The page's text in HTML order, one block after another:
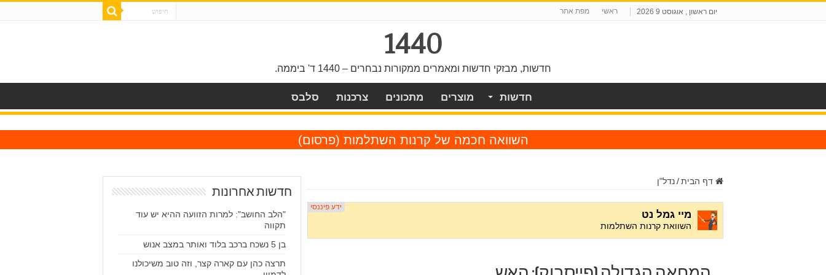
יום ראשון , אוגוסט 9 2026 ראשי מפת אתר
1440
חדשות, מבזקי חדשות ומאמרים ממקורות נבחרים – 1440 ד' ביממה.
חדשות מוצרים מתכונים צרכנות סלבס
השוואה חכמה של קרנות השתלמות (פרסום)
דף הבית/נדל"ן
חדשות אחרונות
"הלב החושב": למרות הזוועה ההיא יש עוד
תקווה
בן 5 נשכח ברכב בלוד ואותר במצב אנוש
תרצה כהן עם קארה קצר, וזה טוב משיכולנו